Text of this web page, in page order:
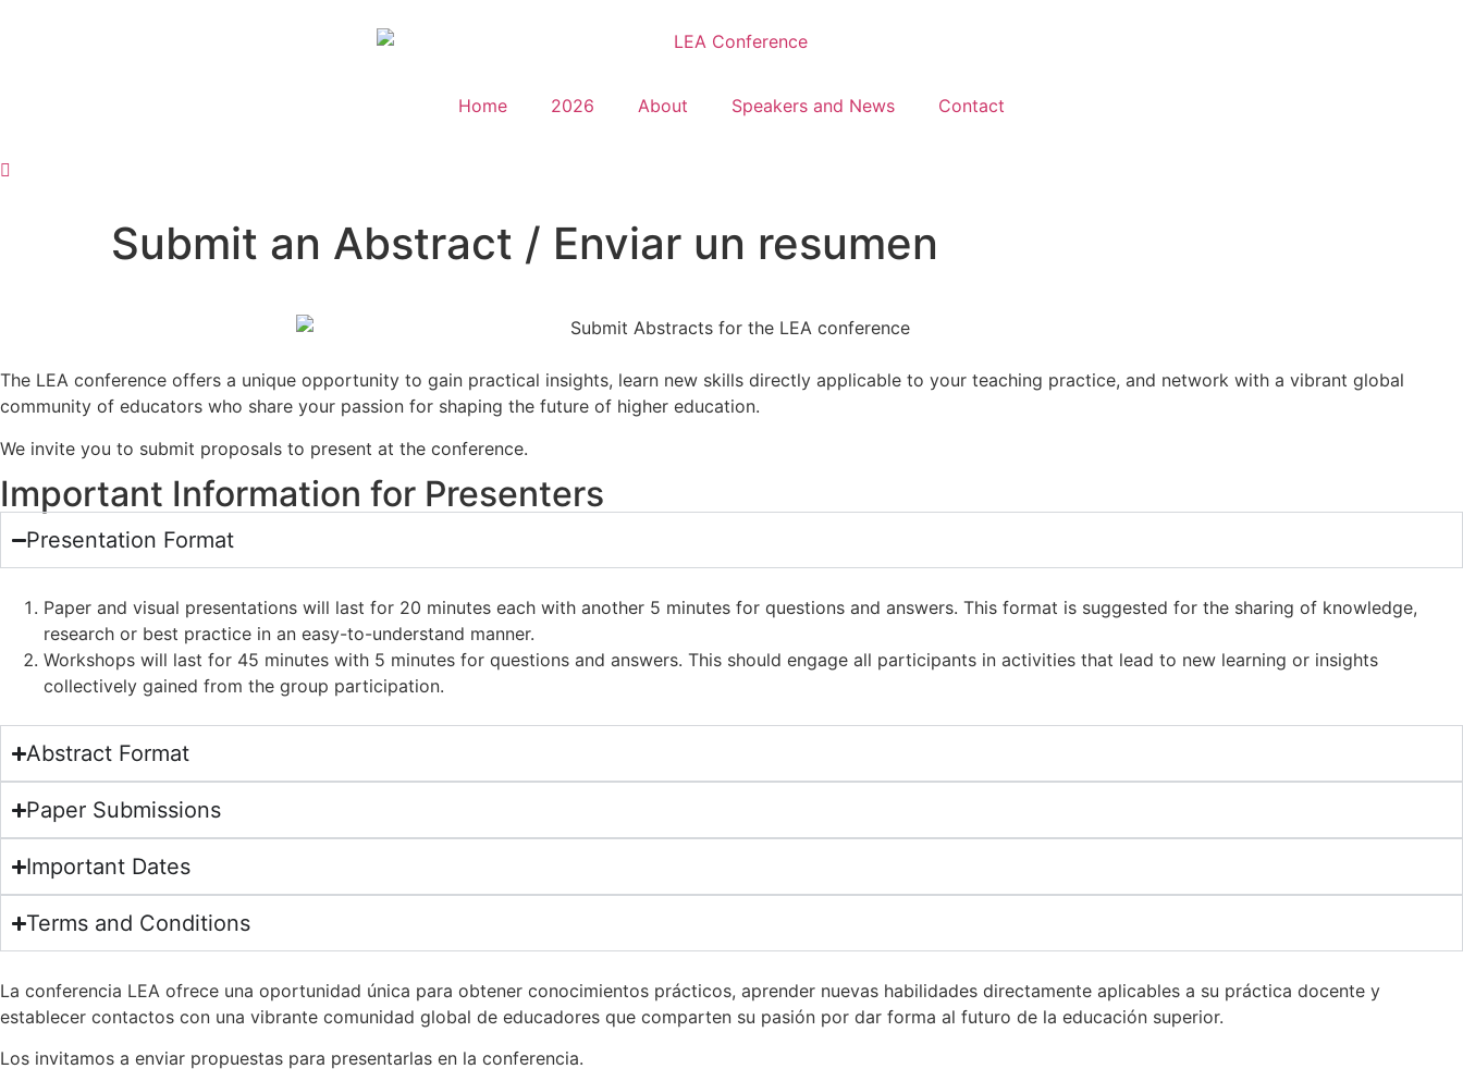
Home 2026 About Speakers and News Contact
Submit an Abstract / Enviar un resumen
The LEA conference offers a unique opportunity to gain practical insights, learn new skills directly applicable to your teaching practice, and network with a vibrant global
community of educators who share your passion for shaping the future of higher education.
We invite you to submit proposals to present at the conference.
Important Information for Presenters
Presentation Format
Paper and visual presentations will last for 20 minutes each with another 5 minutes for questions and answers. This format is suggested for the sharing of knowledge,
research or best practice in an easy-to-understand manner.
Workshops will last for 45 minutes with 5 minutes for questions and answers. This should engage all participants in activities that lead to new learning or insights
collectively gained from the group participation.
Abstract Format
Paper Submissions
Important Dates
Terms and Conditions
La conferencia LEA ofrece una oportunidad única para obtener conocimientos prácticos, aprender nuevas habilidades directamente aplicables a su práctica docente y
establecer contactos con una vibrante comunidad global de educadores que comparten su pasión por dar forma al futuro de la educación superior.
Los invitamos a enviar propuestas para presentarlas en la conferencia.